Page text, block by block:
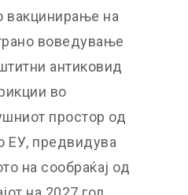
вакцинирање на
воведување
антиковид
во
простор од
ЕУ, предвидува
на сообраќај од